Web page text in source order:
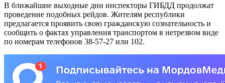
В ближайшие выходные дни инспекторы ГИБДД продолжат
проведение подобных рейдов. Жителям республики
предлагается проявить свою гражданскую сознательность и
сообщить о фактах управления транспортом в нетрезвом виде
по номерам телефонов 38-57-27 или 102.